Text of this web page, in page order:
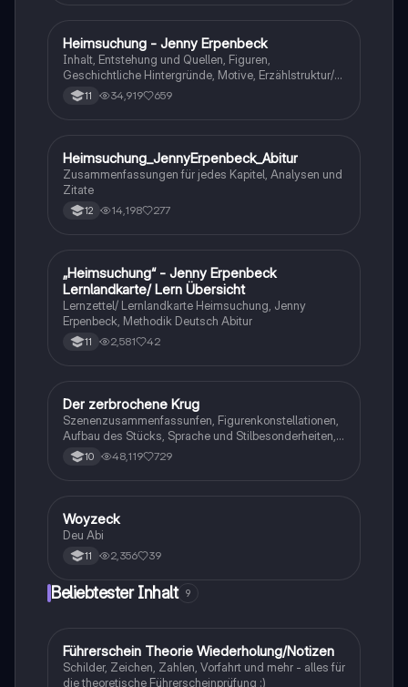
Deutsch
Heimsuchung - Jenny Erpenbeck
Inhalt, Entstehung und Quellen, Figuren,
Geschichtliche Hintergründe, Motive, Erzählstruktur/-
stil 11 34,919 659
Deutsch
Heimsuchung_JennyErpenbeck_Abitur
Zusammenfassungen für jedes Kapitel, Analysen und
Zitate
12 14,198 277
Deutsch
„Heimsuchung“ - Jenny Erpenbeck
Lernlandkarte/ Lern Übersicht
Lernzettel/ Lernlandkarte Heimsuchung, Jenny
Erpenbeck, Methodik Deutsch Abitur
11 2,581 42
Deutsch
Der zerbrochene Krug
Szenenzusammenfassunfen, Figurenkonstellationen,
Aufbau des Stücks, Sprache und Stilbesonderheiten,
Aussageabsicht, Thematik, Interpretation
10 48,119 729
Deutsch
Woyzeck
Deu Abi
11 2,356 39
Beliebtester Inhalt 9
Lerntipps
Führerschein Theorie Wiederholung/Notizen
Schilder, Zeichen, Zahlen, Vorfahrt und mehr - alles für
die theoretische Führerscheinprüfung :)